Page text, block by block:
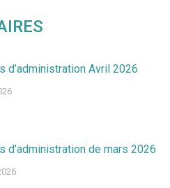
d’administration Avril 2026
d’administration de mars 2026